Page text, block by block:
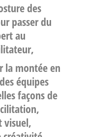
des
passer du
au
,
la montée en
équipes
façons de
visuel,